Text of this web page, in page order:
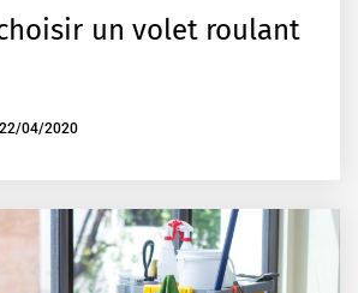
un volet roulant
22/04/2020